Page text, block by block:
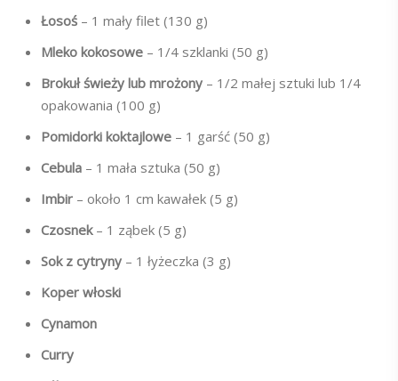
Łosoś – 1 mały filet (130 g)
Mleko kokosowe – 1/4 szklanki (50 g)
Brokuł świeży lub mrożony – 1/2 małej sztuki lub 1/4
opakowania (100 g)
Pomidorki koktajlowe – 1 garść (50 g)
Cebula – 1 mała sztuka (50 g)
Imbir – około 1 cm kawałek (5 g)
Czosnek– 1 ząbek (5 g)
Sok z cytryny – 1 łyżeczka (3 g)
Koper włoski
Cynamon
Curry